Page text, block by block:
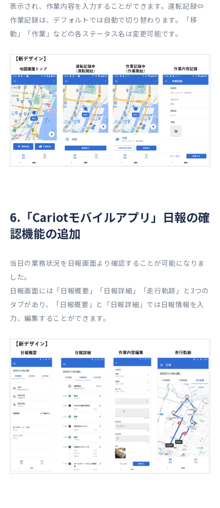
表示され、作業内容を入力することができます。運転記録⇔
作業記録は、デフォルトでは自動で切り替わります。「移
動」「作業」などの各ステータス名は変更可能です。
6.「Cariotモバイルアプリ」日報の確
認機能の追加
当日の業務状況を日報画面より確認することが可能になりま
した。
日報画面には「日報概要」「日報詳細」「走行軌跡」と3つの
タブがあり、「日報概要」と「日報詳細」では日報情報を入
力、編集することができます。